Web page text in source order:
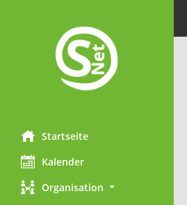
Startseite
Kalender
Organisation